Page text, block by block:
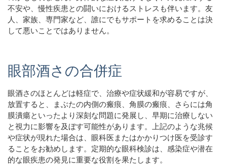
不安や、慢性疾患との闘いにおけるストレスも伴います。友
人、家族、専門家など、誰にでもサポートを求めることは決
して悪いことではありません。
眼部酒さの合併症
眼酒さのほとんどは軽症で、治療や症状緩和が容易ですが、
放置すると、まぶたの内側の瘢痕、角膜の瘢痕、さらには角
膜潰瘍といったより深刻な問題に発展し、早期に治療しない
と視力に影響を及ぼす可能性があります。上記のような兆候
や症状が現れた場合は、眼科医またはかかりつけ医を受診す
ることをお勧めします。定期的な眼科検診は、感染症や潜在
的な眼疾患の発見に重要な役割を果たします。